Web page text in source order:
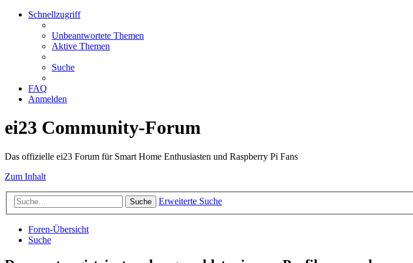
Schnellzugriff
Unbeantwortete Themen
Aktive Themen
Suche
FAQ
Anmelden
ei23 Community-Forum
Das offizielle ei23 Forum für Smart Home Enthusiasten und Raspberry Pi Fans
Zum Inhalt
Suche Erweiterte Suche
Foren-Übersicht
Suche